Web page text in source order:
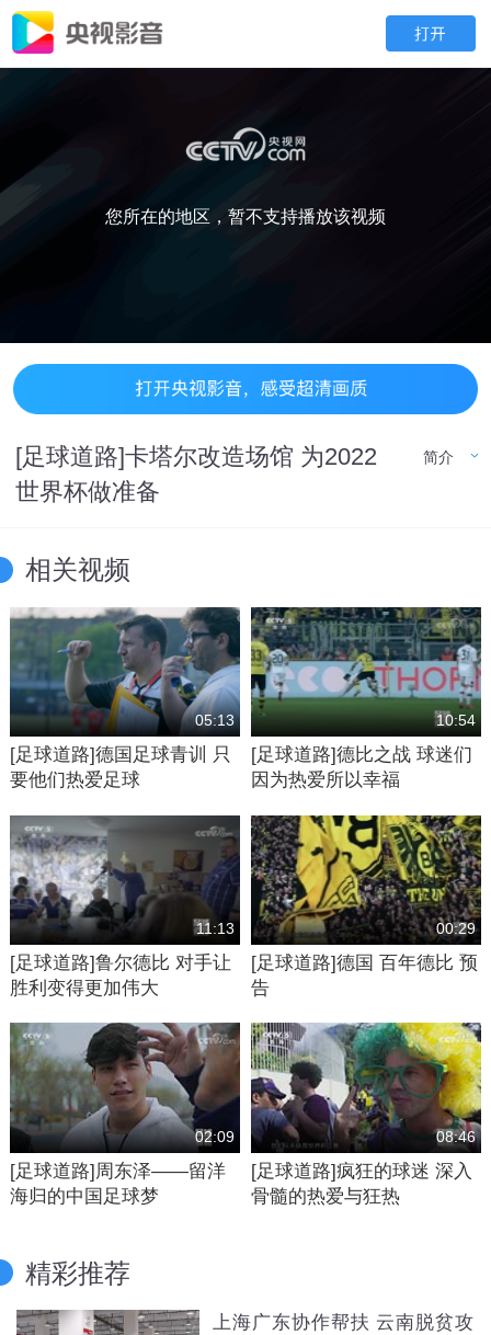
您所在的地区，暂不支持播放该视频
[足球道路]卡塔尔改造场馆 为2022
世界杯做准备
简介
相关视频
05:13
[足球道路]德国足球青训 只
要他们热爱足球
10:54
[足球道路]德比之战 球迷们
因为热爱所以幸福
11:13
[足球道路]鲁尔德比 对手让
胜利变得更加伟大
00:29
[足球道路]德国 百年德比 预
告
02:09
[足球道路]周东泽——留洋
海归的中国足球梦
08:46
[足球道路]疯狂的球迷 深入
骨髓的热爱与狂热
精彩推荐
上海广东协作帮扶 云南脱贫攻